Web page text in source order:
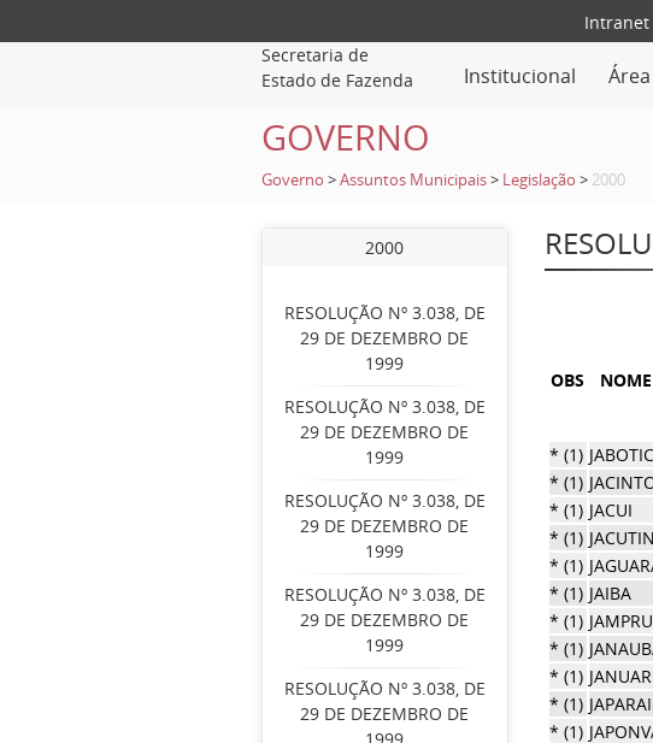
Intranet
Secretaria de
Estado de Fazenda
Institucional
GOVERNO
Governo >Assuntos Municipais > Legislação > 2000
2000
RESOLUÇÃO Nº 3.038, DE
29 DE DEZEMBRO DE
1999
RESOLUÇÃO Nº 3.038, DE
29 DE DEZEMBRO DE
1999
RESOLUÇÃO Nº 3.038, DE
29 DE DEZEMBRO DE
1999
RESOLUÇÃO Nº 3.038, DE
29 DE DEZEMBRO DE
1999
RESOLUÇÃO Nº 3.038, DE
29 DE DEZEMBRO DE
OBS
* (1)
* (1)
* (1) JACUI
* (1)
* (1)
* (1) JAIBA
* (1)
* (1)
* (1)
* (1)
* (1)